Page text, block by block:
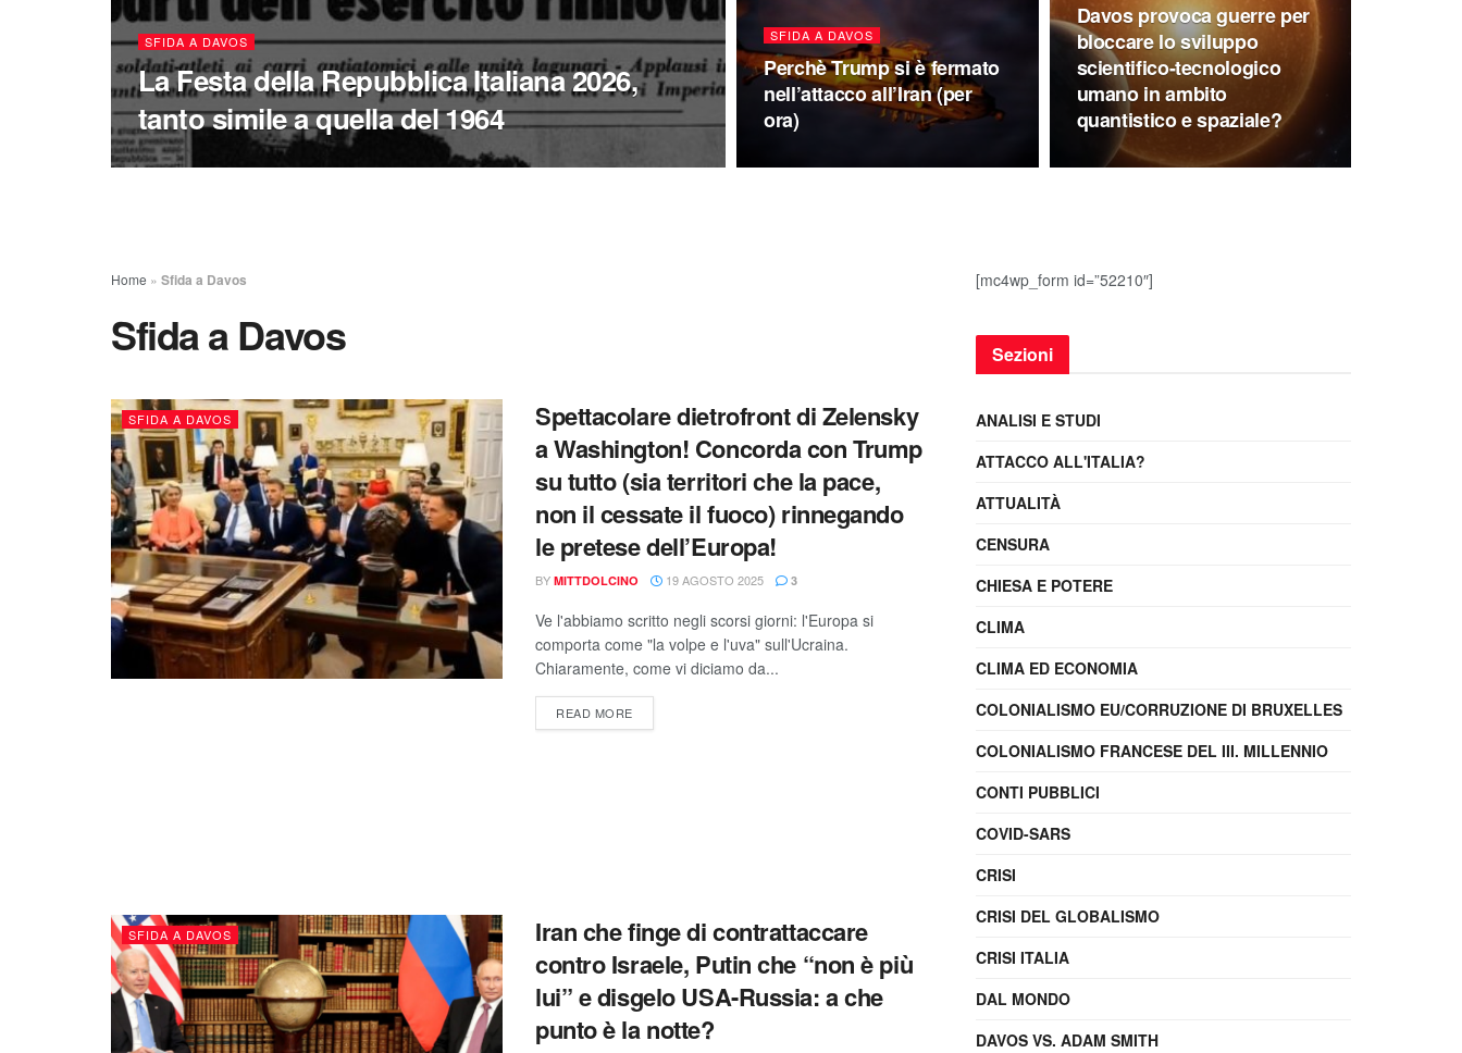
SFIDA A DAVOS
La Festa della Repubblica Italiana 2026,
tanto simile a quella del 1964
SFIDA A DAVOS
Perchè Trump si è fermato
nell’attacco all’Iran (per
ora)
Davos provoca guerre per
bloccare lo sviluppo
scientifico-tecnologico
umano in ambito
quantistico e spaziale?
Home » Sfida a Davos
Sfida a Davos
SFIDA A DAVOS
Spettacolare dietrofront di Zelensky
a Washington! Concorda con Trump
su tutto (sia territori che la pace,
non il cessate il fuoco) rinnegando
le pretese dell’Europa!
BY MITTDOLCINO 19 AGOSTO 2025 3
Ve l'abbiamo scritto negli scorsi giorni: l'Europa si
comporta come "la volpe e l'uva" sull'Ucraina.
Chiaramente, come vi diciamo da...
READ MORE
SFIDA A DAVOS
Iran che finge di contrattaccare
contro Israele, Putin che “non è più
lui” e disgelo USA-Russia: a che
punto è la notte?
[mc4wp_form id=”52210″]
Sezioni
ANALISI E STUDI
ATTACCO ALL'ITALIA?
ATTUALITÀ
CENSURA
CHIESA E POTERE
CLIMA
CLIMA ED ECONOMIA
COLONIALISMO EU/CORRUZIONE DI BRUXELLES
COLONIALISMO FRANCESE DEL III. MILLENNIO
CONTI PUBBLICI
COVID-SARS
CRISI
CRISI DEL GLOBALISMO
CRISI ITALIA
DAL MONDO
DAVOS VS. ADAM SMITH